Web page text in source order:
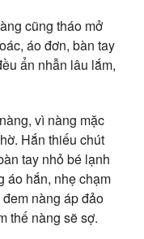
cũng tháo mở
áo đơn, bàn tay
ẩn nhẫn lâu lắm,
vì nàng mặc
Hắn thiếu chút
tay nhỏ bé lạnh
áo hắn, nhẹ chạm
nàng áp đảo
thế nàng sẽ sợ.